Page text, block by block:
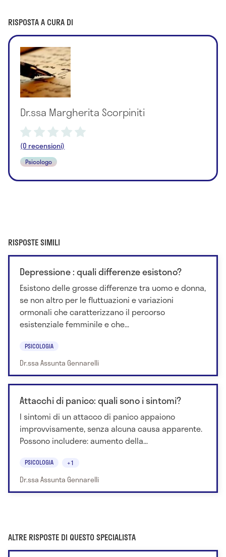
RISPOSTA A CURA DI
Dr.ssa Margherita Scorpiniti
(0 recensioni)
Psicologo
RISPOSTE SIMILI
Depressione : quali differenze esistono?
Esistono delle grosse differenze tra uomo e donna,
se non altro per le fluttuazioni e variazioni
ormonali che caratterizzano il percorso
esistenziale femminile e che...
PSICOLOGIA
Dr.ssa Assunta Gennarelli
Attacchi di panico: quali sono i sintomi?
I sintomi di un attacco di panico appaiono
improvvisamente, senza alcuna causa apparente.
Possono includere: aumento della...
PSICOLOGIA +1
Dr.ssa Assunta Gennarelli
ALTRE RISPOSTE DI QUESTO SPECIALISTA